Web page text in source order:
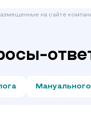
на сайте